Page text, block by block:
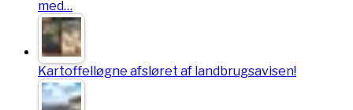
med…
Kartoffelløgne afsløret af landbrugsavisen!